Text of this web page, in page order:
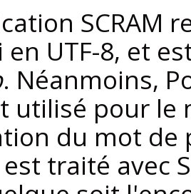
SCRAM
en UTF-8, et
. Néanmoins,
utilisé pour le
du mot de
traité avec